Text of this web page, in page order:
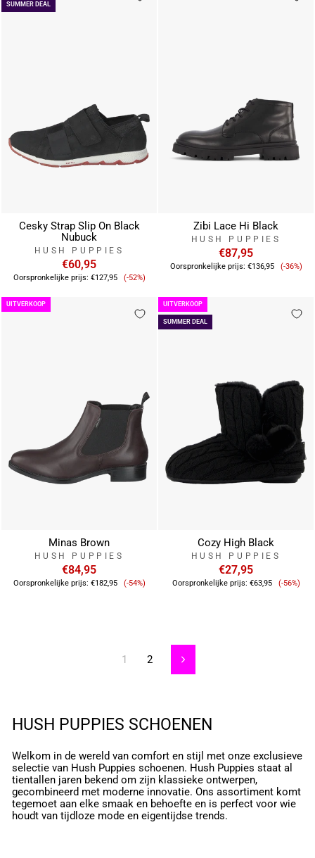
SUMMER DEAL
Cesky Strap Slip On Black
Nubuck
HUSH PUPPIES
€60,95
Oorspronkelijke prijs: €127,95 Verkoopprijs
(-52%)
Zibi Lace Hi Black
HUSH PUPPIES
€87,95
Oorspronkelijke prijs: €136,95 (-36%)
UITVERKOOP
Minas Brown
HUSH PUPPIES
€84,95
Oorspronkelijke prijs: €182,95 Verkoopprijs
(-54%)
SUMMER DEAL
UITVERKOOP
Cozy High Black
HUSH PUPPIES
€27,95
Oorspronkelijke prijs: €63,95 (-56%)
1 2 Volgende
HUSH PUPPIES SCHOENEN
Welkom in de wereld van comfort en stijl met onze exclusieve
selectie van Hush Puppies schoenen. Hush Puppies staat al
tientallen jaren bekend om zijn klassieke ontwerpen,
gecombineerd met moderne innovatie. Ons assortiment komt
tegemoet aan elke smaak en behoefte en is perfect voor wie
houdt van tijdloze mode en eigentijdse trends.